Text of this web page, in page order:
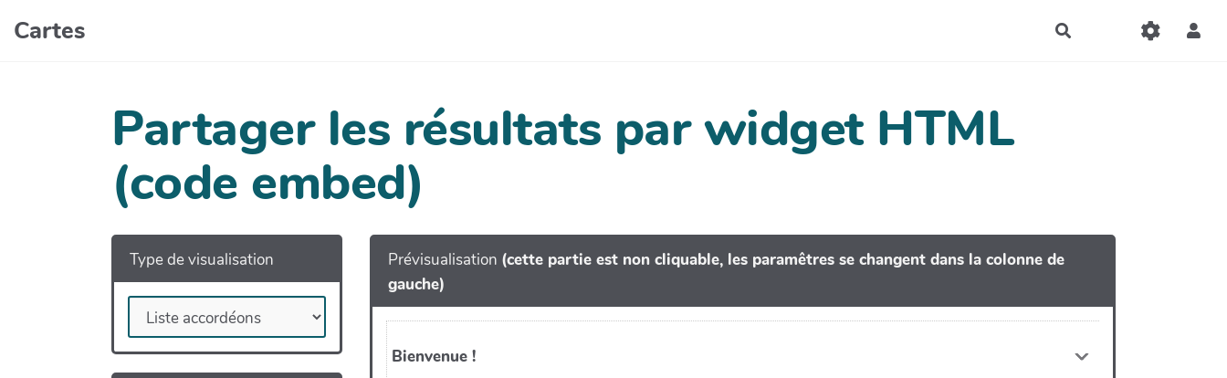
Aller au contenu principal
Cartes Rechercher
Partager les résultats par widget HTML
(code embed)
Type de visualisation Prévisualisation (cette partie est non cliquable, les paramêtres se changent dans la colonne de
gauche)